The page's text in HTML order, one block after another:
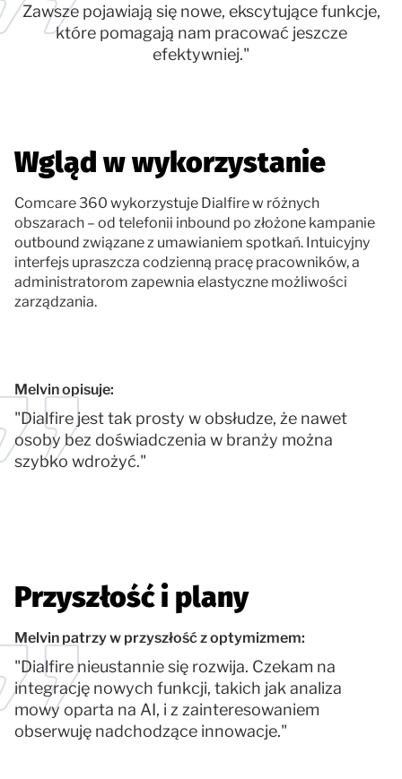
Zawsze pojawiają się nowe, ekscytujące funkcje,
które pomagają nam pracować jeszcze
efektywniej."
Wgląd w wykorzystanie
Comcare 360 wykorzystuje Dialfire w różnych
obszarach – od telefonii inbound po złożone kampanie
outbound związane z umawianiem spotkań. Intuicyjny
interfejs upraszcza codzienną pracę pracowników, a
administratorom zapewnia elastyczne możliwości
zarządzania.
Melvin opisuje:
"Dialfire jest tak prosty w obsłudze, że nawet
osoby bez doświadczenia w branży można
szybko wdrożyć."
Przyszłość i plany
Melvin patrzy w przyszłość z optymizmem:
"Dialfire nieustannie się rozwija. Czekam na
integrację nowych funkcji, takich jak analiza
mowy oparta na AI, i z zainteresowaniem
obserwuję nadchodzące innowacje."